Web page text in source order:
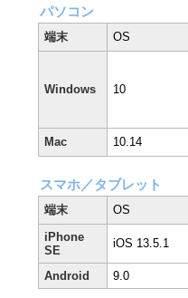
パソコン
端末 OS
Windows 10
Mac 10.14
スマホ／タブレット
端末 OS
iPhone
SE
iOS 13.5.1
Android
9.0